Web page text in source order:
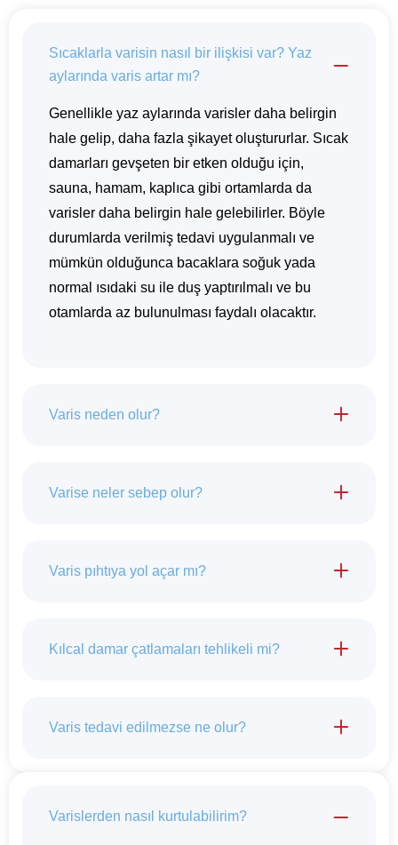
Sıcaklarla varisin nasıl bir ilişkisi var? Yaz
aylarında varis artar mı?
Genellikle yaz aylarında varisler daha belirgin
hale gelip, daha fazla şikayet oluştururlar. Sıcak
damarları gevşeten bir etken olduğu için,
sauna, hamam, kaplıca gibi ortamlarda da
varisler daha belirgin hale gelebilirler. Böyle
durumlarda verilmiş tedavi uygulanmalı ve
mümkün olduğunca bacaklara soğuk yada
normal ısıdaki su ile duş yaptırılmalı ve bu
otamlarda az bulunulması faydalı olacaktır.
Varis neden olur?
Varise neler sebep olur?
Varis pıhtıya yol açar mı?
Kılcal damar çatlamaları tehlikeli mi?
Varis tedavi edilmezse ne olur?
Varislerden nasıl kurtulabilirim?